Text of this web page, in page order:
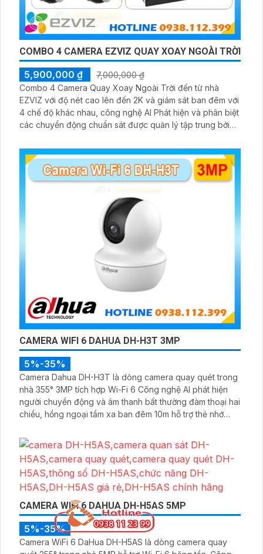
COMBO 4 CAMERA EZVIZ QUAY XOAY NGOÀI TRỜI
5,900,000 ₫
7,000,000 ₫
Combo 4 Camera Quay Xoay Ngoài Trời đến từ nhà
EZVIZ với độ nét cao lên đến 2K và giám sát ban đêm với
4 chế độ khác nhau, công nghệ AI Phát hiện và phân biệt
các chuyển động chuẩn sát được quản lý tập trung bởi
CAMERA WIFI 6 DAHUA DH-H3T 3MP
5%-35%
Camera Dahua DH-H3T là dòng camera quay quét trong
nhà 355° 3MP tích hợp Wi-Fi 6 Công nghệ AI phát hiện
người chuyển động và âm thanh bất thường đàm thoại hai
chiều, hồng ngoại tầm xa ban đêm 10m hỗ trợ thẻ nhớ
DMSS
CAMERA WIFI 6 DAHUA DH-H5AS 5MP
5%-35%
Camera WiFi 6 DaHua DH-H5AS là dòng camera quay